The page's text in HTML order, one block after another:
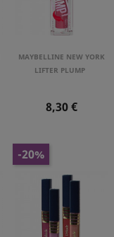
MAYBELLINE NEW YORK
LIFTER PLUMP
Precio
8,30 €
-20%